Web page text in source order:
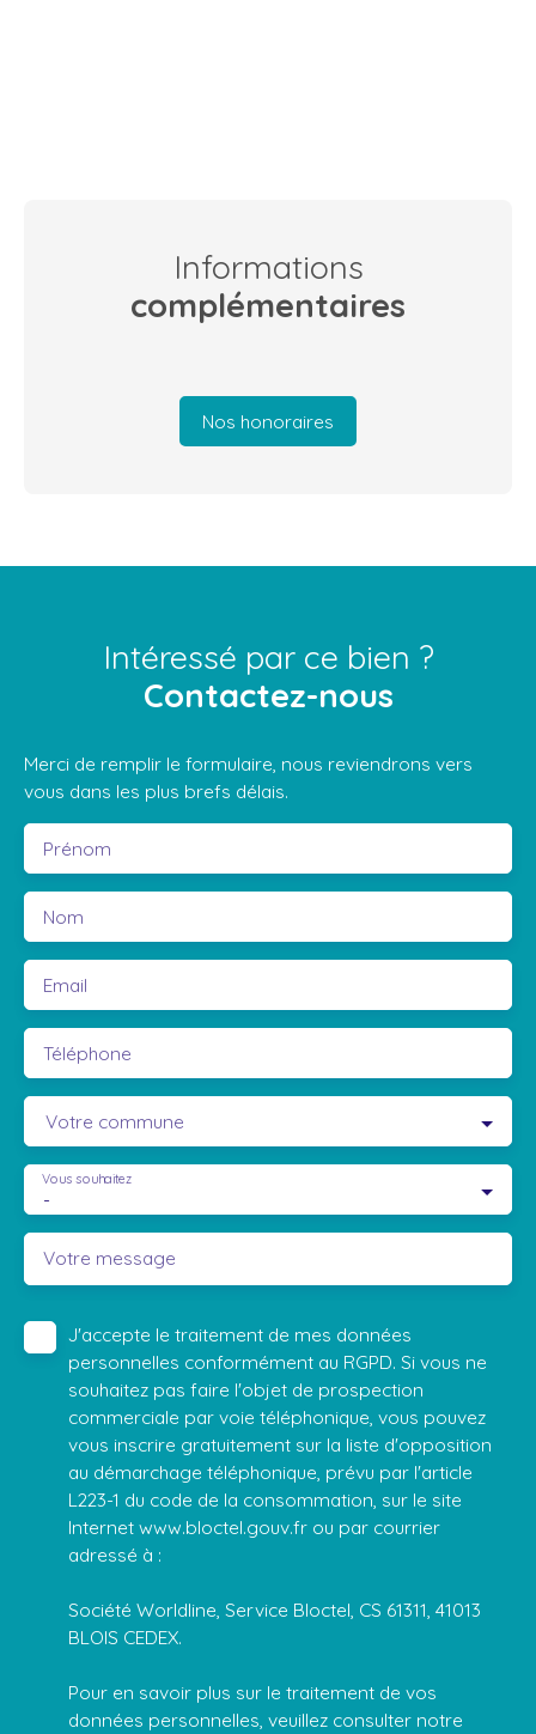
Informations
complémentaires
Nos honoraires
Intéressé par ce bien ?
Contactez-nous
Merci de remplir le formulaire, nous reviendrons vers
vous dans les plus brefs délais.
Prénom
Nom
Email
Téléphone
Votre commune
-
Vous souhaitez
Votre message
J'accepte le traitement de mes données
personnelles conformément au RGPD. Si vous ne
souhaitez pas faire l'objet de prospection
commerciale par voie téléphonique, vous pouvez
vous inscrire gratuitement sur la liste d'opposition
au démarchage téléphonique, prévu par l'article
L223-1 du code de la consommation, sur le site
Internet www.bloctel.gouv.fr ou par courrier
adressé à :
Société Worldline, Service Bloctel, CS 61311, 41013
BLOIS CEDEX.
Pour en savoir plus sur le traitement de vos
données personnelles, veuillez consulter notre